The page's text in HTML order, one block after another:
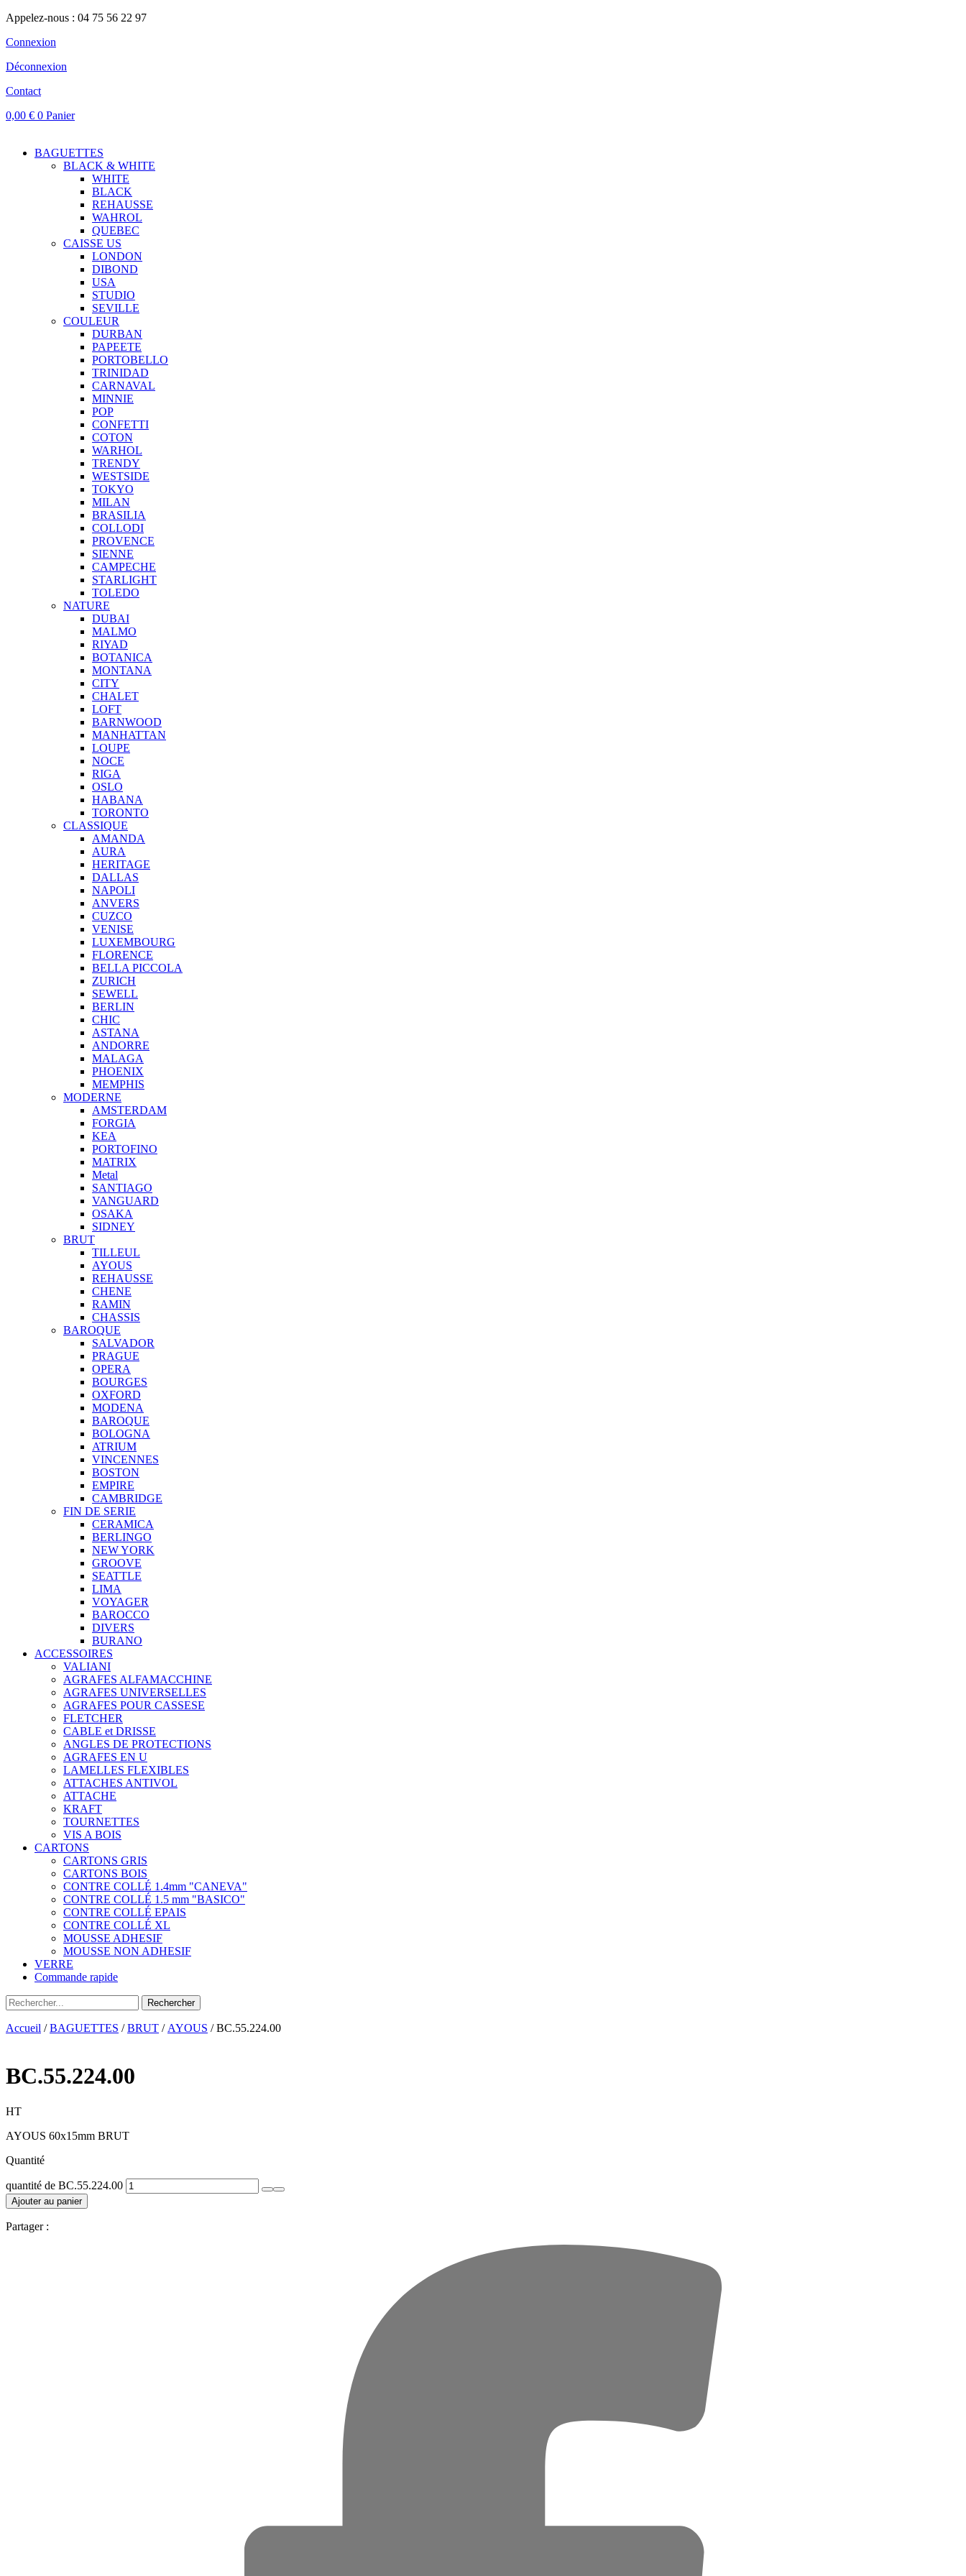
Appelez-nous : 04 75 56 22 97
Connexion
Déconnexion
Contact
0,00 € 0 Panier
BAGUETTES
BLACK & WHITE
WHITE
BLACK
REHAUSSE
WAHROL
QUEBEC
CAISSE US
LONDON
DIBOND
USA
STUDIO
SEVILLE
COULEUR
DURBAN
PAPEETE
PORTOBELLO
TRINIDAD
CARNAVAL
MINNIE
POP
CONFETTI
COTON
WARHOL
TRENDY
WESTSIDE
TOKYO
MILAN
BRASILIA
COLLODI
PROVENCE
SIENNE
CAMPECHE
STARLIGHT
TOLEDO
NATURE
DUBAI
MALMO
RIYAD
BOTANICA
MONTANA
CITY
CHALET
LOFT
BARNWOOD
MANHATTAN
LOUPE
NOCE
RIGA
OSLO
HABANA
TORONTO
CLASSIQUE
AMANDA
AURA
HERITAGE
DALLAS
NAPOLI
ANVERS
CUZCO
VENISE
LUXEMBOURG
FLORENCE
BELLA PICCOLA
ZURICH
SEWELL
BERLIN
CHIC
ASTANA
ANDORRE
MALAGA
PHOENIX
MEMPHIS
MODERNE
AMSTERDAM
FORGIA
KEA
PORTOFINO
MATRIX
Metal
SANTIAGO
VANGUARD
OSAKA
SIDNEY
BRUT
TILLEUL
AYOUS
REHAUSSE
CHENE
RAMIN
CHASSIS
BAROQUE
SALVADOR
PRAGUE
OPERA
BOURGES
OXFORD
MODENA
BAROQUE
BOLOGNA
ATRIUM
VINCENNES
BOSTON
EMPIRE
CAMBRIDGE
FIN DE SERIE
CERAMICA
BERLINGO
NEW YORK
GROOVE
SEATTLE
LIMA
VOYAGER
BAROCCO
DIVERS
BURANO
ACCESSOIRES
VALIANI
AGRAFES ALFAMACCHINE
AGRAFES UNIVERSELLES
AGRAFES POUR CASSESE
FLETCHER
CABLE et DRISSE
ANGLES DE PROTECTIONS
AGRAFES EN U
LAMELLES FLEXIBLES
ATTACHES ANTIVOL
ATTACHE
KRAFT
TOURNETTES
VIS A BOIS
CARTONS
CARTONS GRIS
CARTONS BOIS
CONTRE COLLÉ 1.4mm "CANEVA"
CONTRE COLLÉ 1.5 mm "BASICO"
CONTRE COLLÉ EPAIS
CONTRE COLLÉ XL
MOUSSE ADHESIF
MOUSSE NON ADHESIF
VERRE
Commande rapide
Accueil /BAGUETTES /BRUT / AYOUS / BC.55.224.00
BC.55.224.00
HT
AYOUS 60x15mm BRUT
Quantité
quantité de BC.55.224.00
Ajouter au panier
Partager :